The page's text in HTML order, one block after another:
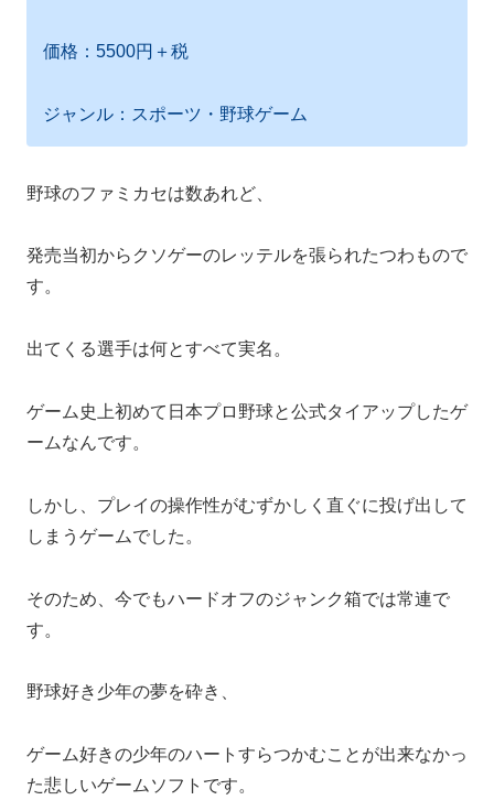
価格：5500円＋税
ジャンル：スポーツ・野球ゲーム
野球のファミカセは数あれど、
発売当初からクソゲーのレッテルを張られたつわもので
す。
出てくる選手は何とすべて実名。
ゲーム史上初めて日本プロ野球と公式タイアップしたゲ
ームなんです。
しかし、プレイの操作性がむずかしく直ぐに投げ出して
しまうゲームでした。
そのため、今でもハードオフのジャンク箱では常連で
す。
野球好き少年の夢を砕き、
ゲーム好きの少年のハートすらつかむことが出来なかっ
た悲しいゲームソフトです。